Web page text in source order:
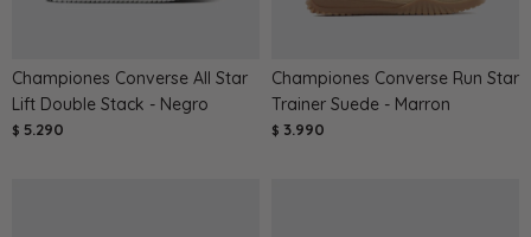
Championes Converse All Star
Lift Double Stack - Negro
$ 5.290
Championes Converse Run Star
Trainer Suede - Marron
$ 3.990